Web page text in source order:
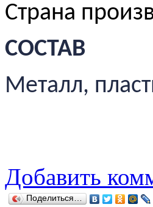
Страна
СОСТАВ
Металл,
Добавить
Поделиться…